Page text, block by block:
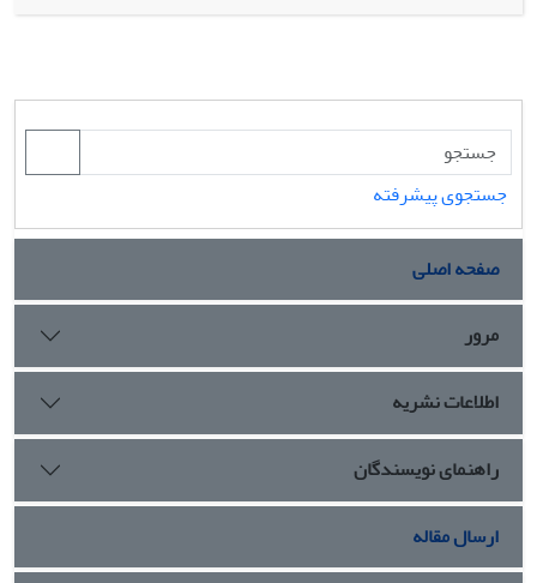
انتهای بحث، به‌طور خاص قیام‌هایی که در زمان امام رضا
(ع)
پذیرفته مورد بحث قرار می‌گیرند.
جستجوی پیشرفته
صفحه اصلی
مرور
اطلاعات نشریه
راهنمای نویسندگان
ارسال مقاله